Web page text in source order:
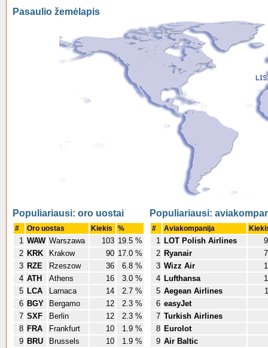
Pasaulio žemėlapis
Populiariausi: oro uostai
# Oro uostas Kiekis %
1 WAW Warszawa 103 19.5 %
2 KRK Krakow 90 17.0 %
3 RZE Rzeszow 36
6.8 %
4 ATH Athens 16
3.0 %
5 LCA Larnaca 14
2.7 %
6 BGY Bergamo 12
2.3 %
7 SXF Berlin 12
2.3 %
8 FRA Frankfurt 10
1.9 %
9 BRU Brussels 10
1.9 %
Populiariausi:
# Aviakompanija
1 LOT Polish Airlines
2 Ryanair
3 Wizz Air
4 Lufthansa
5 Aegean Airlines
6 easyJet
7 Turkish Airlines
8 Eurolot
9 Air Baltic